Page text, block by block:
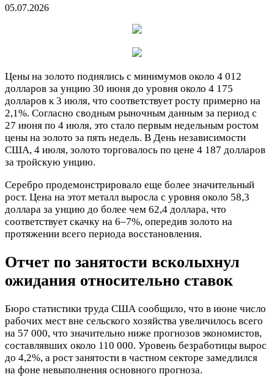
05.07.2026
Цены на золото поднялись с минимумов около 4 012
долларов за унцию 30 июня до уровня около 4 175
долларов к 3 июля, что соответствует росту примерно на
2,1%. Согласно сводным рыночным данным за период с
27 июня по 4 июля, это стало первым недельным ростом
цены на золото за пять недель. В День независимости
США, 4 июля, золото торговалось по цене 4 187 долларов
за тройскую унцию.
Серебро продемонстрировало еще более значительный
рост. Цена на этот металл выросла с уровня около 58,3
доллара за унцию до более чем 62,4 доллара, что
соответствует скачку на 6–7%, опередив золото на
протяжении всего периода восстановления.
Отчет по занятости всколыхнул
ожидания относительно ставок
Бюро статистики труда США сообщило, что в июне число
рабочих мест вне сельского хозяйства увеличилось всего
на 57 000, что значительно ниже прогнозов экономистов,
составлявших около 110 000. Уровень безработицы вырос
до 4,2%, а рост занятости в частном секторе замедлился
на фоне невыполнения основного прогноза.